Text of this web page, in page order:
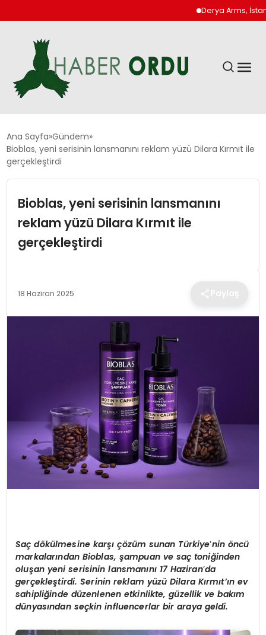
Derya Arms, İstanbul
GÜNDEM
DÜNYA
EKONOMI
SIYASET
Ana Sayfa Gündem
Bioblas, yeni serisinin lansmanını reklam yüzü Dilara Kırmıt ile
gerçekleştirdi
Bioblas, yeni serisinin lansmanını
reklam yüzü Dilara Kırmıt ile
gerçekleştirdi
18 Haziran 2025
Saç dökülmesine karşı çözüm sunan Türkiye’nin öncü
markalarından Bioblas, şampuan ve saç toniğinden
oluşan yeni serisinin lansmanını 17 Haziran’da
gerçekleştirdi. Serinin reklam yüzü Dilara Kırmıt’ın ev
sahipliğinde düzenlenen etkinlikte, güzellik ve bakım
dünyasından seçkin influencerlar bir araya geldi.